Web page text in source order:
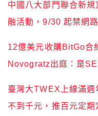
中國八大部門聯合新
融活動，9/30 起禁網
12億美元收購BitGo合
Novogratz出庭：是
臺灣大TWEX上線滿
不到千元，推百元定期